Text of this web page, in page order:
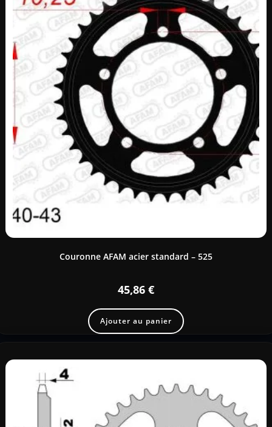
Couronne AFAM acier standard – 525
45,86 €
Ajouter au panier